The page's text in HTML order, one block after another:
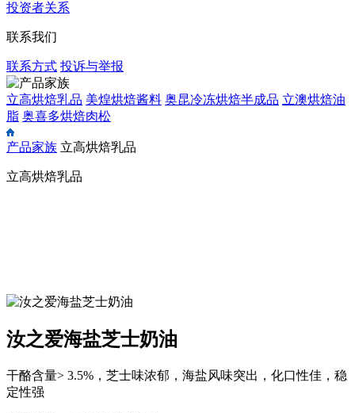
投资者关系
联系我们
联系方式 投诉与举报
立高烘焙乳品 美煌烘焙酱料 奥昆冷冻烘焙半成品 立澳烘焙油
脂 奥喜多烘焙肉松
产品家族 立高烘焙乳品
立高烘焙乳品
汝之爱海盐芝士奶油
干酪含量> 3.5%，芝士味浓郁，海盐风味突出，化口性佳，稳
定性强